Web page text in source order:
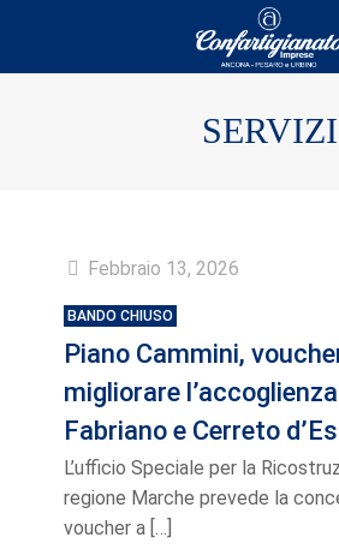
SERVIZI
Febbraio 13, 2026
BANDO CHIUSO
Piano Cammini,
migliorare
Fabriano e Cerreto
L’ufficio Speciale per la
regione Marche prevede la
voucher a […]